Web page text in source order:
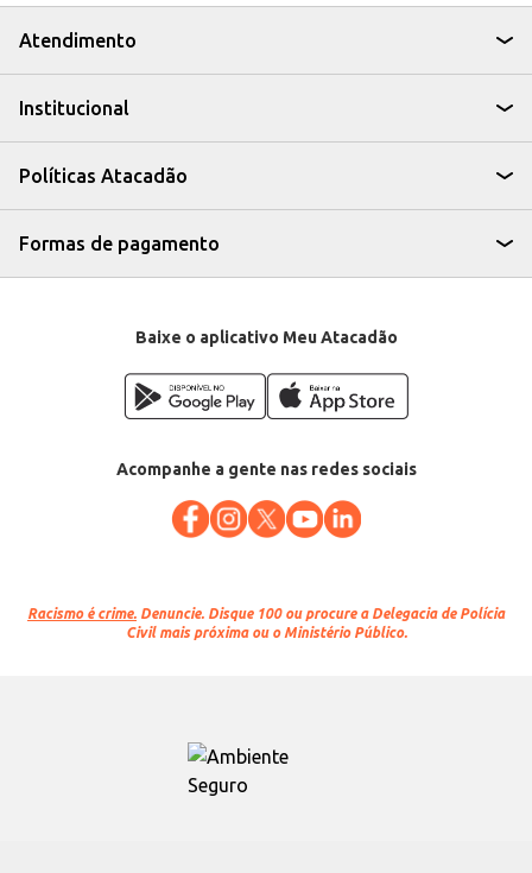
Atendimento
Institucional
Políticas Atacadão
Formas de pagamento
Baixe o aplicativo Meu Atacadão
Acompanhe a gente nas redes sociais
Racismo é crime. Denuncie. Disque 100 ou procure a Delegacia de Polícia
Civil mais próxima ou o Ministério Público.